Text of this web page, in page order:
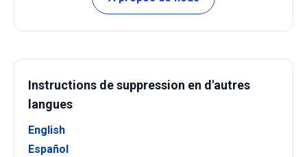
Instructions de suppression en d'autres
langues
English
Español